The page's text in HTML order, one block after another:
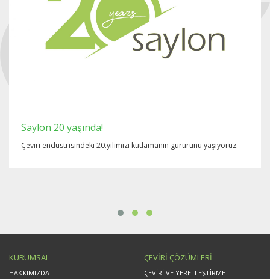
Saylon 20 yaşında!
Çeviri endüstrisindeki 20.yılımızı kutlamanın gururunu yaşıyoruz.
KURUMSAL
HAKKIMIZDA
ÇEVİRİ ÇÖZÜMLERİ
ÇEVİRİ VE YERELLEŞTİRME